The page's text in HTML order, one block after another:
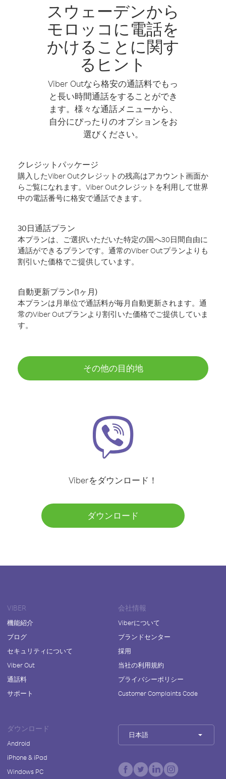
スウェーデンから
モロッコに電話を
かけることに関す
るヒント
Viber Outなら格安の通話料でもっ
と長い時間通話をすることができ
ます。様々な通話メニューから、
自分にぴったりのオプションをお
選びください。
クレジットパッケージ
購入したViber Outクレジットの残高はアカウント画面か
らご覧になれます。Viber Outクレジットを利用して世界
中の電話番号に格安で通話できます。
30日通話プラン
本プランは、ご選択いただいた特定の国へ30日間自由に
通話ができるプランです。通常のViber Outプランよりも
割引いた価格でご提供しています。
自動更新プラン(1ヶ月)
本プランは月単位で通話料が毎月自動更新されます。通
常のViber Outプランより割引いた価格でご提供していま
す。
その他の目的地
Viberをダウンロード！
ダウンロード
VIBER
機能紹介
ブログ
セキュリティについて
Viber Out
通話料
サポート
会社情報
Viberについて
ブランドセンター
採用
当社の利用規約
プライバシーポリシー
Customer Complaints Code
ダウンロード
Android
iPhone & iPad
Windows PC
日本語